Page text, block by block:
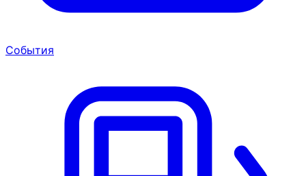
События